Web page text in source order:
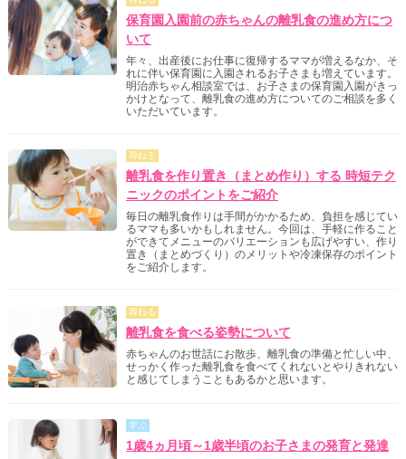
保育園入園前の赤ちゃんの離乳食の進め方につ
いて
年々、出産後にお仕事に復帰するママが増えるなか、そ
れに伴い保育園に入園されるお子さまも増えています。
明治赤ちゃん相談室では、お子さまの保育園入園がきっ
かけとなって、離乳食の進め方についてのご相談を多く
いただいています。
尋ねる
離乳食を作り置き（まとめ作り）する 時短テク
ニックのポイントをご紹介
毎日の離乳食作りは手間がかかるため、負担を感じてい
るママも多いかもしれません。今回は、手軽に作ること
ができてメニューのバリエーションも広げやすい、作り
置き（まとめづくり）のメリットや冷凍保存のポイント
をご紹介します。
尋ねる
離乳食を食べる姿勢について
赤ちゃんのお世話にお散歩、離乳食の準備と忙しい中、
せっかく作った離乳食を食べてくれないとやりきれない
と感じてしまうこともあるかと思います。
学ぶ
1歳4ヵ月頃～1歳半頃のお子さまの発育と発達